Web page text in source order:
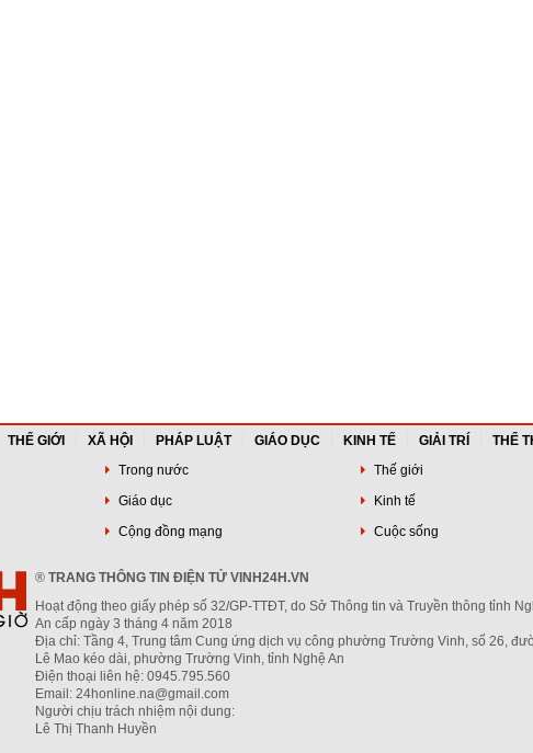
THẾ GIỚI XÃ HỘI PHÁP LUẬT GIÁO DỤC KINH TẾ GIẢI TRÍ THỂ
Trong nước Thế giới
Giáo dục Kinh tế
Cộng đồng mạng Cuộc sống
® TRANG THÔNG TIN ĐIỆN TỬ VINH24H.VN
Hoạt động theo giấy phép số 32/GP-TTĐT, do Sở Thông tin và Truyền thông tỉnh
An cấp ngày 3 tháng 4 năm 2018
Địa chỉ: Tầng 4, Trung tâm Cung ứng dịch vụ công phường Trường Vinh, số 26,
Lê Mao kéo dài, phường Trường Vinh, tỉnh Nghệ An
Điện thoại liên hệ: 0945.795.560
Email: 24honline.na@gmail.com
Người chịu trách nhiệm nội dung:
Lê Thị Thanh Huyền